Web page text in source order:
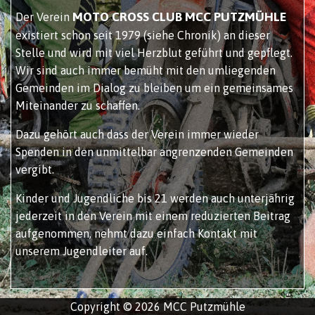
Der Verein MOTO CROSS CLUB MCC PUTZMÜHLE
existiert schon seit 1979 (siehe Chronik) an dieser
Stelle und wird mit viel Herzblut geführt und gepflegt.
Wir sind auch immer bemüht mit den umliegenden
Gemeinden im Dialog zu bleiben um ein gemeinsames
Miteinander zu schaffen.
Dazu gehört auch dass der Verein immer wieder
Spenden in den unmittelbar angrenzenden Gemeinden
vergibt.
Kinder und Jugendliche bis 21 werden auch unterjährig
jederzeit in den Verein mit einem reduzierten Beitrag
aufgenommen, nehmt dazu einfach Kontakt mit
unserem Jugendleiter auf.
Copyright © 2026 MCC Putzmühle